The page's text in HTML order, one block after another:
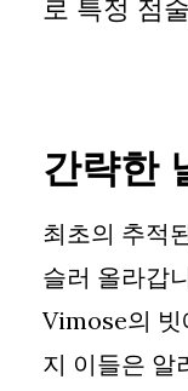
로 특정 점
간략한
최초의 추적
슬러 올라갑
Vimose의 빗
지 이들은 알